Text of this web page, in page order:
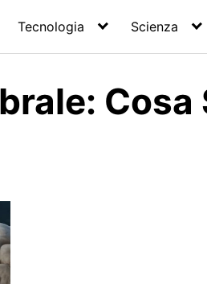
Tecnologia Scienza